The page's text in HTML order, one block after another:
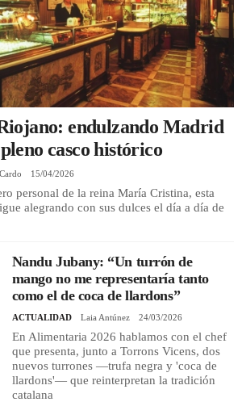
REGISTRO
INICIAR SESIÓN
endulzando Madrid
casco histórico
15/04/2026
personal de la reina María Cristina, esta
alegrando con sus dulces el día a día de
Nandu Jubany: “Un turrón de
mango no me representaría tanto
como el de coca de llardons”
ACTUALIDAD Laia Antúnez 24/03/2026
En Alimentaria 2026 hablamos con el chef
que presenta, junto a Torrons Vicens, dos
nuevos turrones —trufa negra y 'coca de
llardons'— que reinterpretan la tradición
catalana